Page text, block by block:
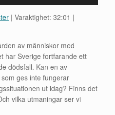
| Varaktighet: 32:01 |
av människor med
har Sverige fortfarande ett
dödsfall. Kan en av
ges inte fungerar
ut idag? Finns det
vilka utmaningar ser vi